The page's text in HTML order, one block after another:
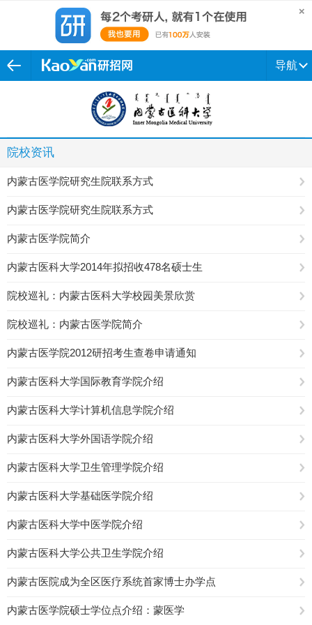
导航
院校资讯
内蒙古医学院研究生院联系方式
内蒙古医学院研究生院联系方式
内蒙古医学院简介
内蒙古医科大学2014年拟招收478名硕士生
院校巡礼：内蒙古医科大学校园美景欣赏
院校巡礼：内蒙古医学院简介
内蒙古医学院2012研招考生查卷申请通知
内蒙古医科大学国际教育学院介绍
内蒙古医科大学计算机信息学院介绍
内蒙古医科大学外国语学院介绍
内蒙古医科大学卫生管理学院介绍
内蒙古医科大学基础医学院介绍
内蒙古医科大学中医学院介绍
内蒙古医科大学公共卫生学院介绍
内蒙古医院成为全区医疗系统首家博士办学点
内蒙古医学院硕士学位点介绍：蒙医学